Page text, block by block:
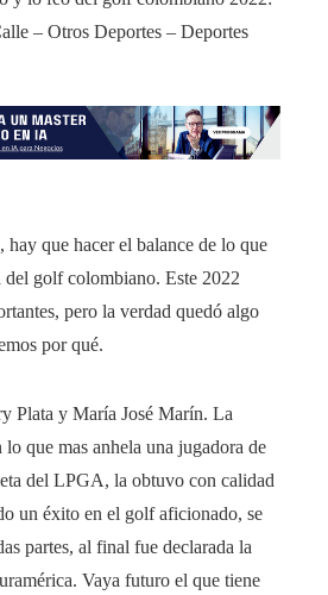
hay que hacer el balance de lo que
del golf colombiano. Este 2022
pero la verdad quedó algo
por qué.
Plata y María José Marín. La
que mas anhela una jugadora de
del LPGA, la obtuvo con calidad
un éxito en el golf aficionado, se
partes, al final fue declarada la
Vaya futuro el que tiene